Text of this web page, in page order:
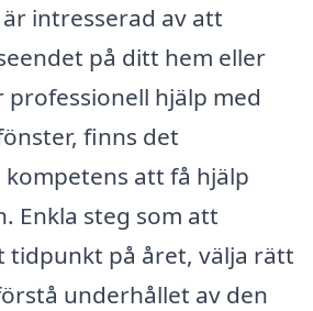
intresserad av att
på ditt hem eller
professionell hjälp med
finns det
att få hjälp
Enkla steg som att
tidpunkt på året, välja rätt
underhållet av den